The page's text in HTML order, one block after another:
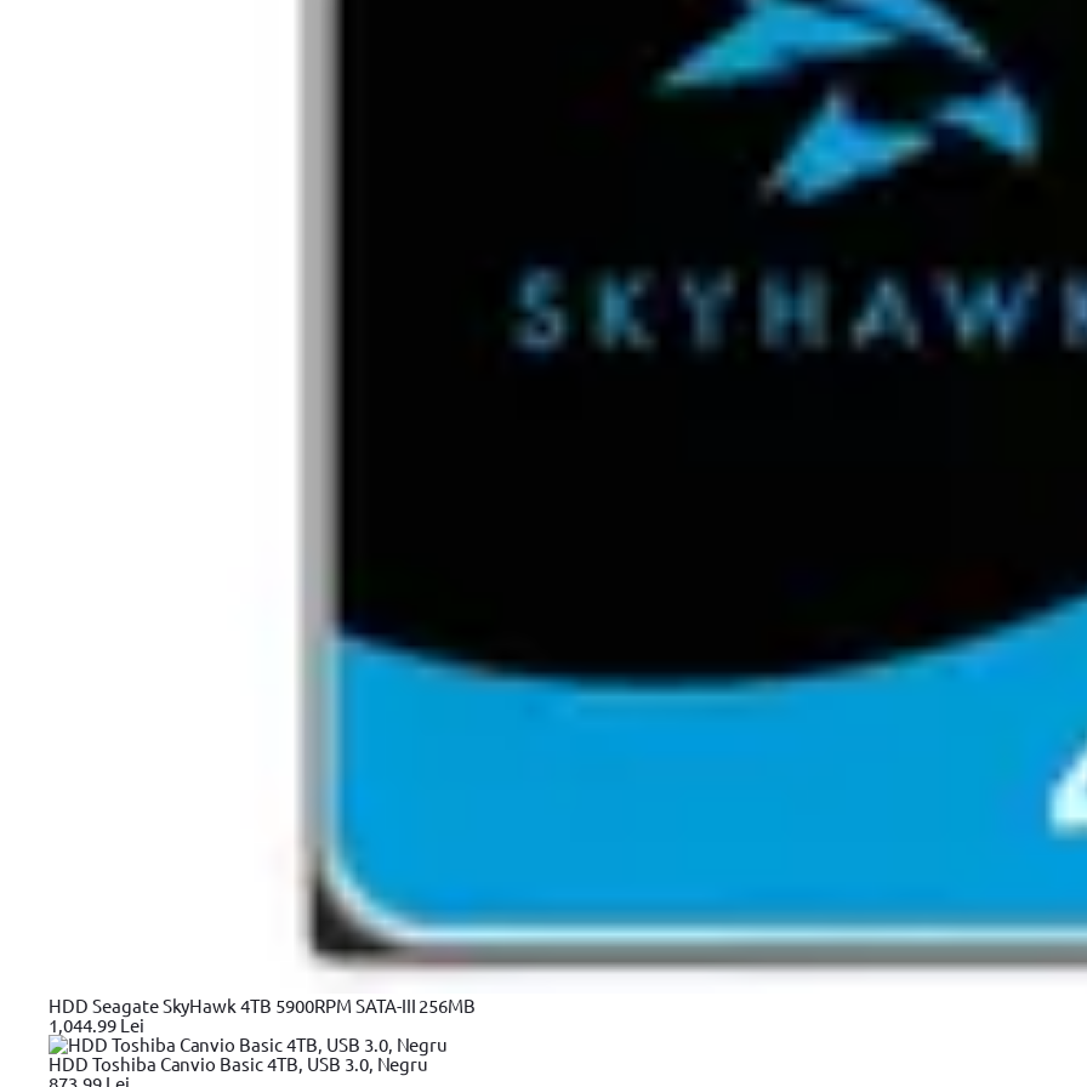
HDD Seagate SkyHawk 4TB 5900RPM SATA-III 256MB
1,044.99 Lei
HDD Toshiba Canvio Basic 4TB, USB 3.0, Negru
VEZI PRODUS
Disc abraziv taiere inox Bosch
2608600545, 115 mm
diametru, 1 mm grosime
In stoc magazin
VEZI PRODUS
Disc
mm,
SpeedClic
In stoc
Cleste pentur taierea tevilor din PVC si a altor materiale plastice: PP, PE, PU si cabluri electrice. Coprul este fabricat din aluminiu si
22274 Yato cu lama din otel SK5 acoperita cu PTFE pentru a facilita taierea. Date tehnice: YT-22274 Yato Material: Aluminiu, otel,
Trusa scule YATO YT-38841,
Surubelnita pe acumulator, 3.7